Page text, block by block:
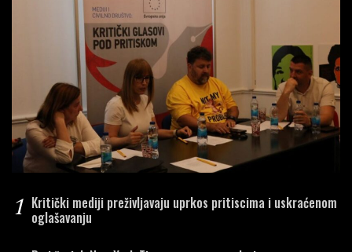
1 Kritički mediji preživljavaju uprkos pritiscima i uskraćenom
oglašavanju